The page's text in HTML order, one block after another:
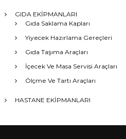
GIDA EKİPMANLARI
Gıda Saklama Kapları
Yiyecek Hazırlama Gereçleri
Gıda Taşıma Araçları
İçecek Ve Masa Servisi Araçları
Ölçme Ve Tartı Araçları
HASTANE EKİPMANLARI